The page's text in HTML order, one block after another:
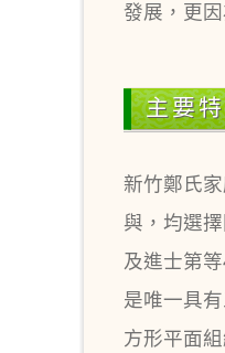
發展，更
主要
新竹鄭氏
與，均選
及進士第
是唯一具
方形平面